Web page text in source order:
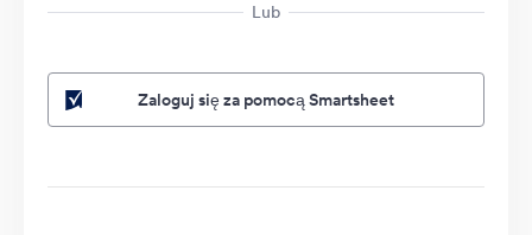
Lub
Zaloguj się za pomocą Smartsheet